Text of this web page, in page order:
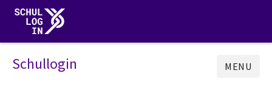
Schullogin MENU